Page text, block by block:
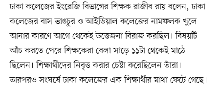
ঢাকা কলেজের ইংরেজি বিভাগের শিক্ষক রাজীব রায় বলেন, ঢাকা
কলেজের বাস ভাঙচুর ও আইডিয়াল কলেজের নামফলক খুলে
আনার কারণে আগে থেকেই উত্তেজনা বিরাজ করছিল। বিষয়টি
আঁচ করতে পেরে শিক্ষকেরা বেলা সাড়ে ১১টা থেকেই মাঠে
ছিলেন। শিক্ষার্থীদের নিবৃত্ত করার চেষ্টা করেছিলেন তাঁরা।
তারপরও সংঘর্ষে ঢাকা কলেজের এক শিক্ষার্থীর মাথা ফেটে গেছে।